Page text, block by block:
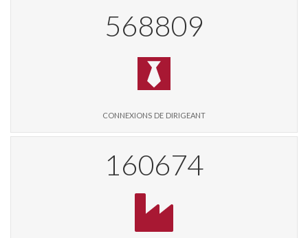
585344
connexions de dirigeant
165345